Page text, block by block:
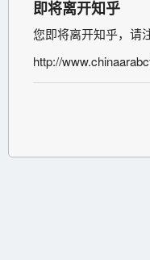
即将离开知乎
您即将离开知乎，请